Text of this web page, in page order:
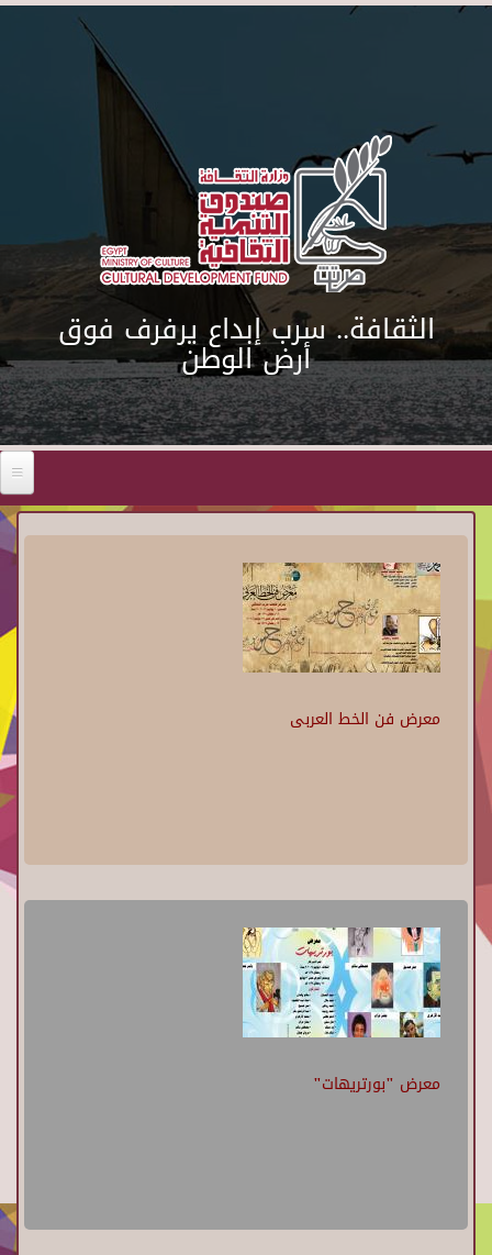
Skip to main content
الثقافة.. سرب إبداع يرفرف فوق
أرض الوطن
معرض فن الخط العربى
معرض "بورتريهات"